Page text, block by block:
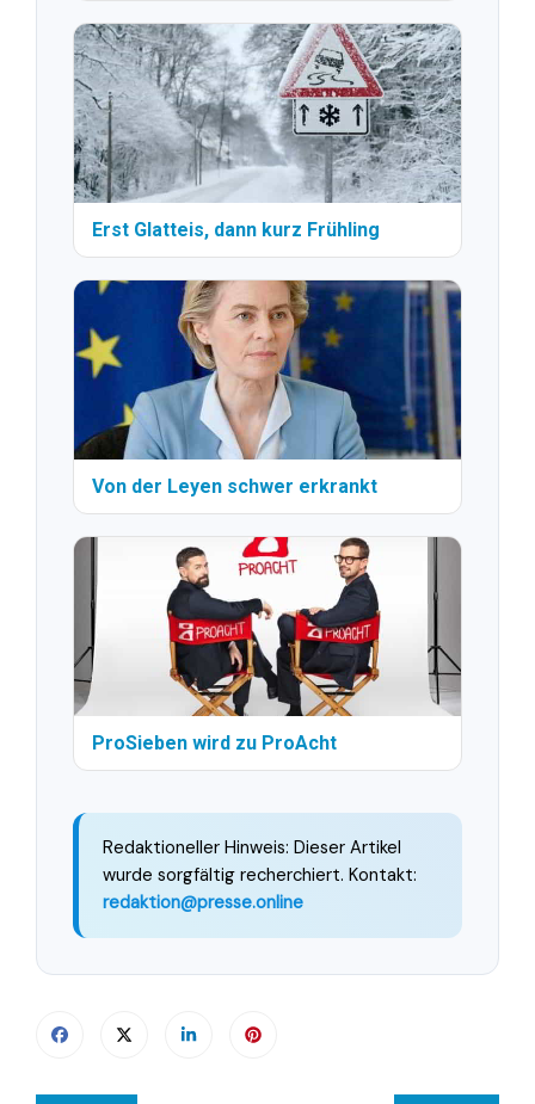
Erst Glatteis, dann kurz Frühling
Von der Leyen schwer erkrankt
ProSieben wird zu ProAcht
Redaktioneller Hinweis: Dieser Artikel
wurde sorgfältig recherchiert. Kontakt:
redaktion@presse.online